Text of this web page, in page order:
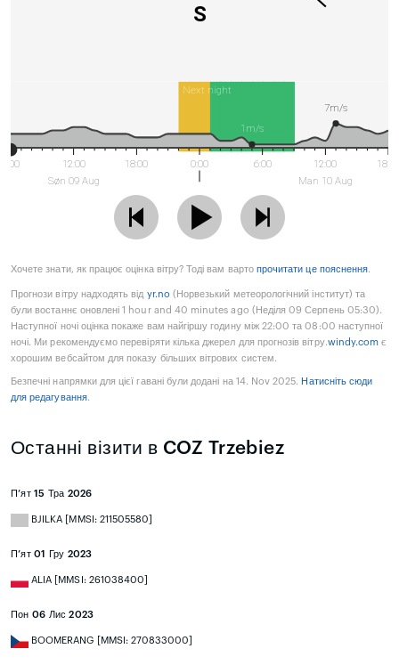
S
Next night
6:00
12:00
Søn 09 Aug
18:00 0:00 6:00
12:00
Man 10 Aug
7m/s
1m/s
Хочете знати, як працює оцінка вітру? Тоді вам варто прочитати це пояснення.
Прогнози вітру надходять від yr.no (Норвезький метеорологічний інститут) та
були востаннє оновлені 1 hour and 40 minutes ago (Неділя 09 Серпень 05:30).
Наступної ночі оцінка покаже вам найгіршу годину між 22:00 та 08:00 наступної
ночі. Ми рекомендуємо перевіряти кілька джерел для прогнозів вітру.windy.com є
хорошим вебсайтом для показу більших вітрових систем.
Безпечні напрямки для цієї гавані були додані на 14. Nov 2025. Натисніть сюди
для редагування.
Останні візити в COZ Trzebiez
П’ят 15 Тра 2026
BJILKA [MMSI: 211505580]
П’ят 01 Гру 2023
ALIA [MMSI: 261038400]
Пон 06 Лис 2023
BOOMERANG [MMSI: 270833000]